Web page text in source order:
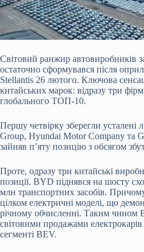
Світовий ранжир автовиробників
остаточно сформувався після
Stellantis 26 лютого. Ключова
китайських марок: відразу три
глобального ТОП-10.
Першу четвірку зберегли усталені
Group, Hyundai Motor Company та
зайняв п’яту позицію з обсягом
Проте, одразу три китайські
позиції. BYD піднявся на шосту
млн транспортних засобів.
цілком електричні моделі, що
річному обчисленні. Таким чином
світовими продажами електрокарів
сегменті BEV.